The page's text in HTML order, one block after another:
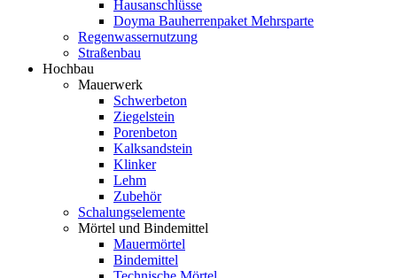
Hausanschlüsse
Doyma Bauherrenpaket Mehrsparte
Regenwassernutzung
Straßenbau
Hochbau
Mauerwerk
Schwerbeton
Ziegelstein
Porenbeton
Kalksandstein
Klinker
Lehm
Zubehör
Schalungselemente
Mörtel und Bindemittel
Mauermörtel
Bindemittel